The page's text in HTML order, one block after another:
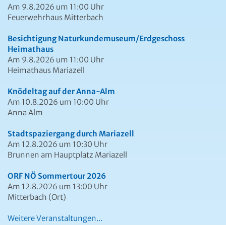
Am 9.8.2026 um 11:00 Uhr
Feuerwehrhaus Mitterbach
Besichtigung Naturkundemuseum/Erdgeschoss
Heimathaus
Am 9.8.2026 um 11:00 Uhr
Heimathaus Mariazell
Knödeltag auf der Anna-Alm
Am 10.8.2026 um 10:00 Uhr
Anna Alm
Stadtspaziergang durch Mariazell
Am 12.8.2026 um 10:30 Uhr
Brunnen am Hauptplatz Mariazell
ORF NÖ Sommertour 2026
Am 12.8.2026 um 13:00 Uhr
Mitterbach (Ort)
Weitere Veranstaltungen...